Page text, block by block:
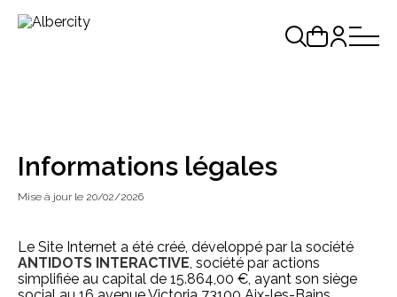
Informations légales
Mise à jour le 20/02/2026
Le Site Internet a été créé, développé par la société
ANTIDOTS INTERACTIVE, société par actions
simplifiée au capital de 15.864,00 €, ayant son siège